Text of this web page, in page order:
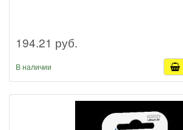
194.21 руб.
В наличии